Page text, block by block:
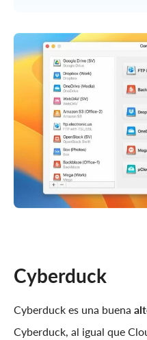
Cyberduck
Cyberduck es una buena
Cyberduck, al igual que